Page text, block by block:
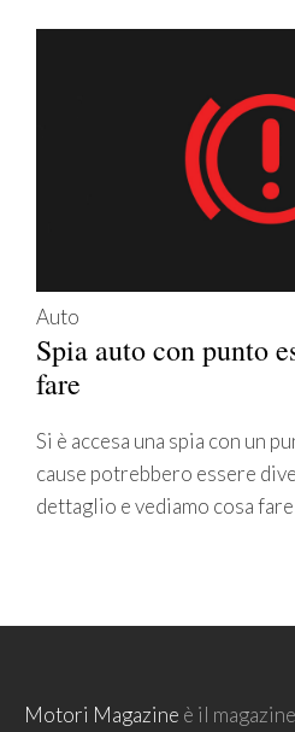
Auto
Spia auto con punto
fare
Si è accesa una spia con un
cause potrebbero essere
dettaglio e vediamo cosa
Motori Magazine è il